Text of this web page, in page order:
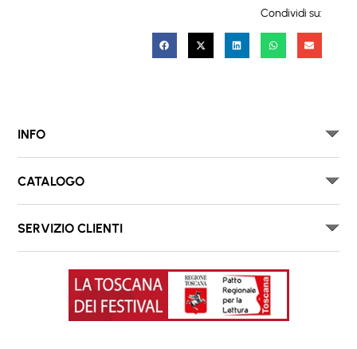
Condividi su:
INFO
CATALOGO
SERVIZIO CLIENTI